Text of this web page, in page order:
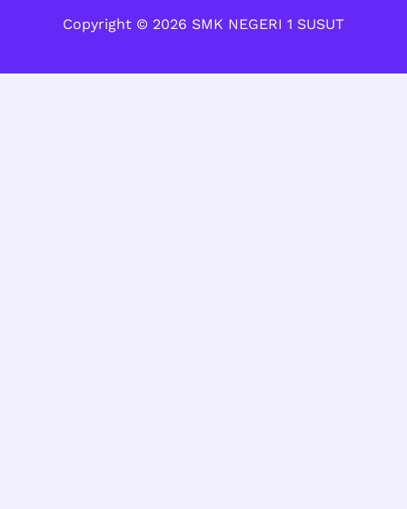
Copyright © 2026 SMK NEGERI 1 SUSUT